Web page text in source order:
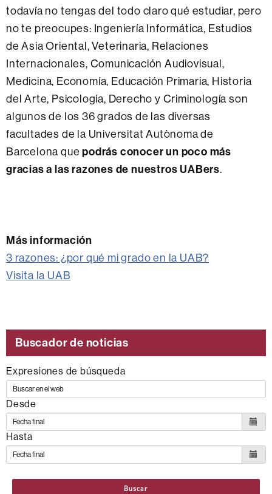
todavía no tengas del todo claro qué estudiar, pero
no te preocupes: Ingeniería Informática, Estudios
de Asia Oriental, Veterinaria, Relaciones
Internacionales, Comunicación Audiovisual,
Medicina, Economía, Educación Primaria, Historia
del Arte, Psicología, Derecho y Criminología son
algunos de los 36 grados de las diversas
facultades de la Universitat Autònoma de
Barcelona quepodrás conocer un poco más
gracias a las razones de nuestros UABers.
Más información
3 razones: ¿por qué mi grado en la UAB?
Visita la UAB
Buscador de noticias
Expresiones de búsqueda
Desde
Hasta
Buscar